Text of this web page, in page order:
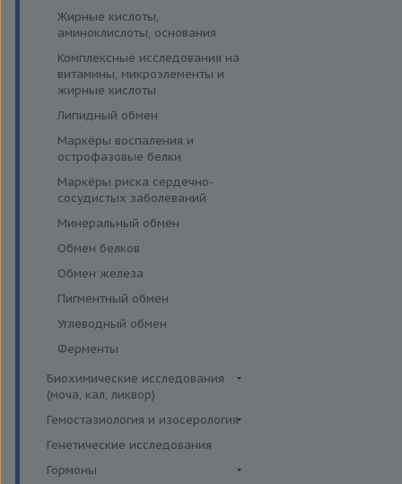
Лекарственные аллергены IgE,
IgG
Прочие аллергены IgE, IgG
иммуноглобулинов класса Е
Прогнозирование
эффективности АСИТ
Симптомные профили
Скрининговые исследования
Жирные кислоты,
аминоклислоты, основания
Комплексные исследования на
витамины, микроэлементы и
жирные кислоты
Липидный обмен
Маркёры воспаления и
острофазовые белки
Маркёры риска сердечно-
сосудистых заболеваний
Минеральный обмен
Обмен белков
Обмен железа
Пигментный обмен
Углеводный обмен
Ферменты
Биохимические исследования
(моча, кал, ликвор)
Ликвор
Гемостазиология и изосерология
Гемостазиология
Иммуногематология
Генетические исследования
Гормоны